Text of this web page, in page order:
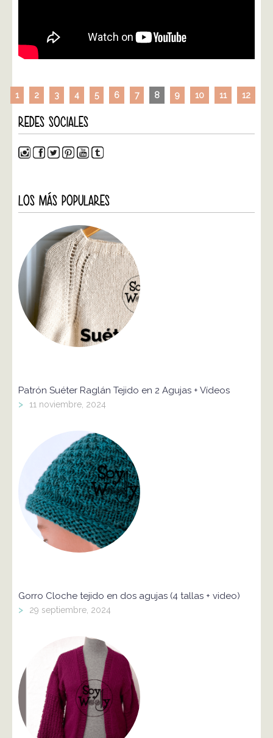
1 2 3 4 5 6 7 8 9 10 11 12
REDES SOCIALES
LOS MÁS POPULARES
Patrón Suéter Raglán Tejido en 2 Agujas + Vídeos
> 11 noviembre, 2024
Gorro Cloche tejido en dos agujas (4 tallas + video)
> 29 septiembre, 2024